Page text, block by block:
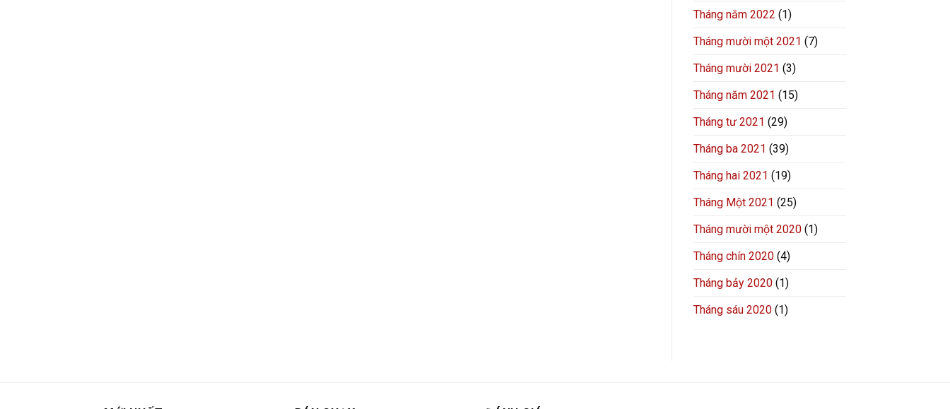
Tháng năm 2022 (1)
Tháng mười một 2021 (7)
Tháng mười 2021 (3)
Tháng năm 2021 (15)
Tháng tư 2021 (29)
Tháng ba 2021 (39)
Tháng hai 2021 (19)
Tháng Một 2021 (25)
Tháng mười một 2020(1)
Tháng chín 2020(4)
Tháng bảy 2020(1)
Tháng sáu 2020(1)